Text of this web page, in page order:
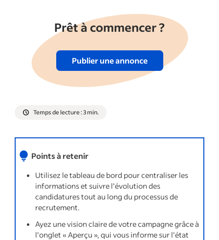
Prêt à commencer ?
Publier une annonce
Temps de lecture : 3 min.
Points à retenir
Utilisez le tableau de bord pour centraliser les
informations et suivre l’évolution des
candidatures tout au long du processus de
recrutement.
Ayez une vision claire de votre campagne grâce à
l’onglet « Aperçu », qui vous informe sur l’état